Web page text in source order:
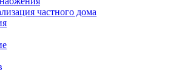
частного дома